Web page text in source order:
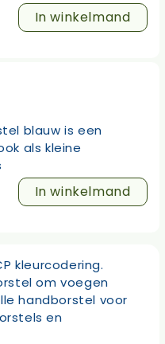
In winkelmand
blauw is een
als kleine
In winkelmand
kleurcodering.
om voegen
handborstel voor
en